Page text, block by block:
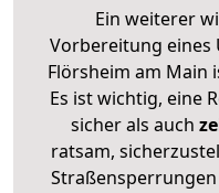
Ein weiterer
Vorbereitung eines
Flörsheim am Main
Es ist wichtig, eine
sicher als auch
ratsam,